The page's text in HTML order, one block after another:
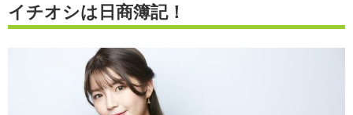
イチオシは日商簿記！